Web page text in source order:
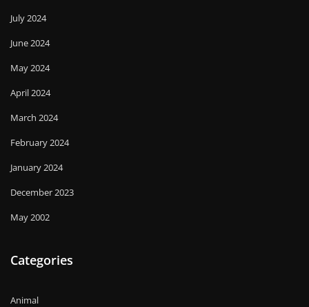
July 2024
June 2024
May 2024
April 2024
March 2024
February 2024
January 2024
December 2023
May 2002
Categories
Animal